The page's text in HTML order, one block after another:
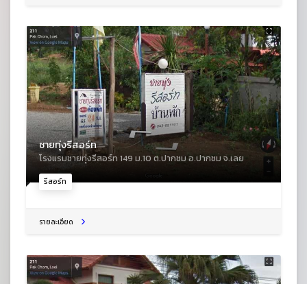
รีสอร์ท
ชายทุ่งรีสอร์ท
โรงแรมชายทุ่งรีสอร์ท 149 ม.10 ต.ปากชม อ.ปากชม จ.เลย
รายละเอียด